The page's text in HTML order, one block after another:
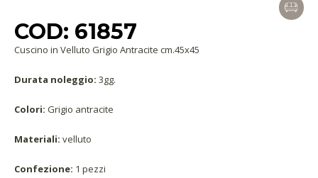
COD: 61857
Cuscino in Velluto Grigio Antracite cm.45x45
Durata noleggio: 3gg.
Colori: Grigio antracite
Materiali: velluto
Confezione: 1 pezzi